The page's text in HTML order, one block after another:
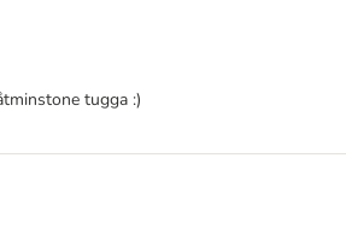
tugga :)